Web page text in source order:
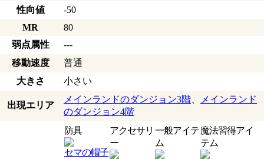
性向値
-50
MR
80
弱点属性
---
移動速度
普通
大きさ
小さい
出現エリア
メインランドのダンジョン3階
メインランド
のダンジョン4階
防具
セマの帽子
アクセサリ
ー
一般アイテ
ム
魔法習得アイ
テム